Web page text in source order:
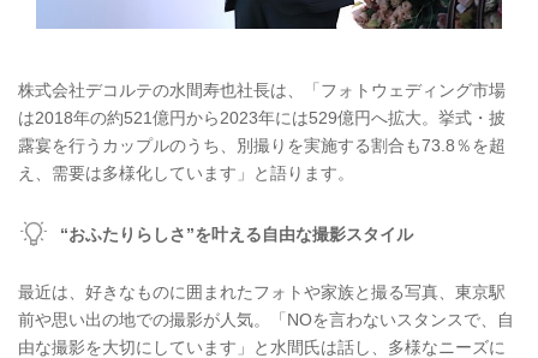
株式会社デコルテの水間寿也社長は、「フォトウェディング市場
は2018年の約521億円から2023年には529億円へ拡大。挙式・披
露宴を行うカップルのうち、別撮りを実施する割合も73.8％を超
え、需要は多様化しています」と語ります。
“おふたりらしさ”を叶える自由な撮影スタイル
最近は、好きなものに囲まれたフォトや家族と撮る写真、東京駅
前や思い出の地での撮影が人気。「NOを言わないスタンスで、自
由な撮影を大切にしています」と水間氏は話し、多様なニーズに